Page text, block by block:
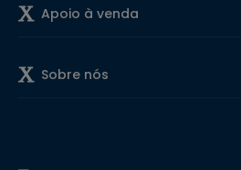
Apoio à venda
Sobre nós